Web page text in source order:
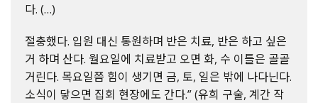
다. (…)
절충했다. 입원 대신 통원하며 반은 치료, 반은 하고 싶은
거 하며 산다. 월요일에 치료받고 오면 화, 수 이틀은 골골
거린다. 목요일쯤 힘이 생기면 금, 토, 일은 밖에 나다닌다.
소식이 닿으면 집회 현장에도 간다.” (유희 구술, 계간 작